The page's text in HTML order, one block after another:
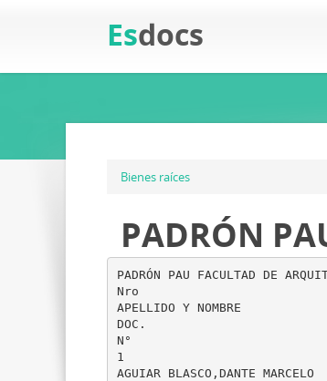
Esdocs
Bienes raíces
PADRÓN
PADRÓN PAU FACULTAD DE
Nro
APELLIDO Y NOMBRE
DOC.
N°
1
AGUIAR BLASCO,DANTE MARCELO